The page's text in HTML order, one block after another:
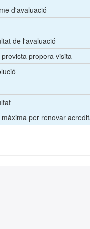
d'avaluació
de l'avaluació
prevista propera visita
màxima per renovar